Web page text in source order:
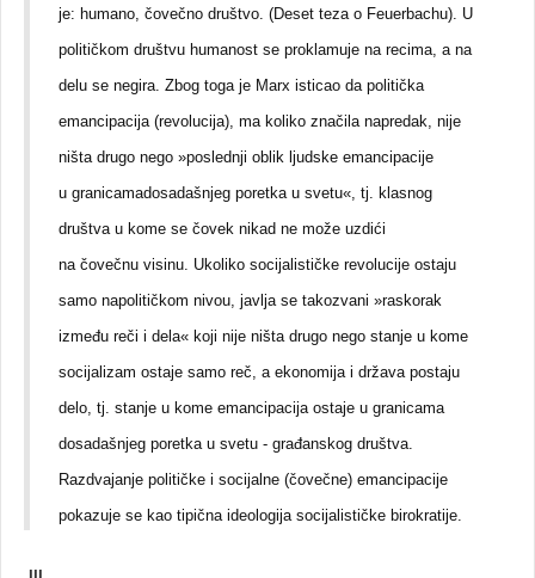
je: humano, čovečno društvo. (Deset teza o Feuerbachu). U
političkom društvu humanost se proklamuje na recima, a na
delu se negira. Zbog toga je Marx isticao da politička
emancipacija (revolucija), ma koliko značila napredak, nije
ništa drugo nego »poslednji oblik ljudske emancipacije
u granicamadosadašnjeg poretka u svetu«, tj. klasnog
društva u kome se čovek nikad ne može uzdići
na čovečnu visinu. Ukoliko socijalističke revolucije ostaju
samo napolitičkom nivou, javlja se takozvani »raskorak
između reči i dela« koji nije ništa drugo nego stanje u kome
socijalizam ostaje samo reč, a ekonomija i država postaju
delo, tj. stanje u kome emancipacija ostaje u granicama
dosadašnjeg poretka u svetu - građanskog društva.
Razdvajanje političke i socijalne (čovečne) emancipacije
pokazuje se kao tipična ideologija socijalističke birokratije.